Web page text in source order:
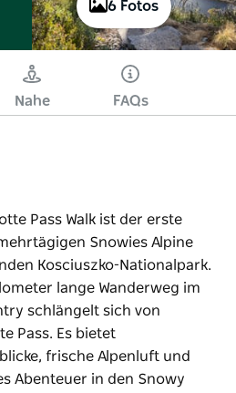
6 Fotos
Nahe FAQs
Pass Walk ist der erste
Snowies Alpine
Kosciuszko-Nationalpark.
lange Wanderweg im
schlängelt sich von
Pass. Es bietet
frische Alpenluft und
Abenteuer in den Snowy